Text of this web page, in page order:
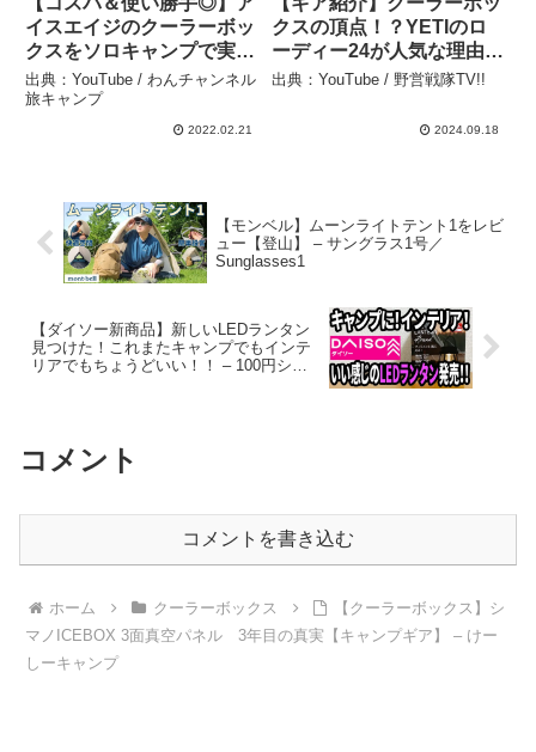
イスエイジのクーラーボッ
クスをソロキャンプで実践
レビュー！【イエティと比
較】 – わんチャンネル旅キ
出典：YouTube / わんチャンネル
旅キャンプ
2022.02.21
クスの頂点！？YETIのロ
ーディー24が人気な理由が
わかる！！ – 野営戦隊TV!!
出典：YouTube / 野営戦隊TV!!
2024.09.18
【モンベル】ムーンライトテント1をレビ
ュー【登山】 – サングラス1号／
Sunglasses1
【ダイソー新商品】新しいLEDランタン
見つけた！これまたキャンプでもインテ
リアでもちょうどいい！！ – 100円ショ
コメント
コメントを書き込む
ホーム クーラーボックス
【クーラーボックス】シ
マノICEBOX 3面真空パネル 3年目の真実【キャンプギア】 – けー
しーキャンプ